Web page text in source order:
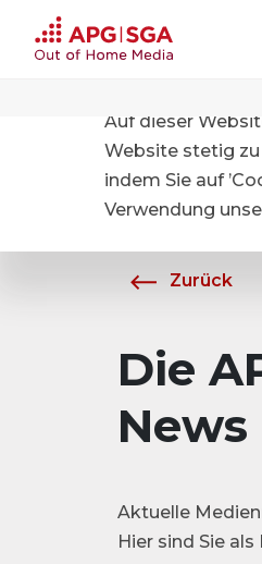
Über APG|SGA
Zurück
Die
Aktuelle
Hier sind Sie
Auf dieser
Website stetig zu
indem Sie auf
Verwendung